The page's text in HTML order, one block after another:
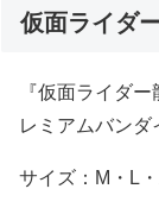
仮面ライダ
『仮面ライダ
レミアムバンダ
サイズ：M・L